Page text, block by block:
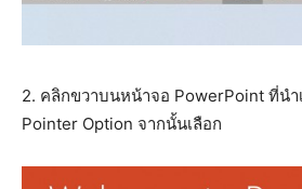
2. คลิกขวาบนหน้าจอ PowerPoint ที่นำ
Pointer Option จากนั้นเลือก